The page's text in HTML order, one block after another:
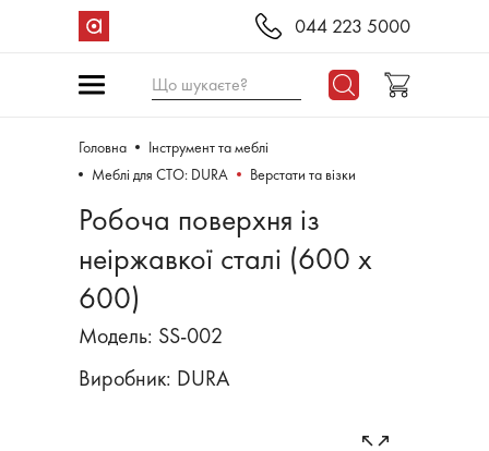
044 223 5000
Що шукаєте?
Головна
Інструмент та меблі
Меблі для СТО: DURA
Верстати та візки
Робоча поверхня із
неіржавкої сталі (600 х
600)
Модель: SS-002
Виробник: DURA